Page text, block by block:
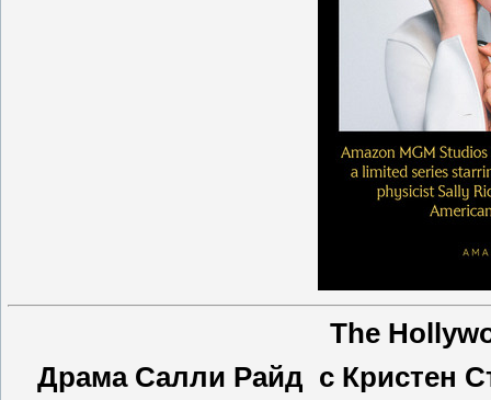
The
Драма Салли Райд с Кристен